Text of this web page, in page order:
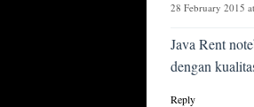
28 February 2015
Java Rent
dengan
Reply